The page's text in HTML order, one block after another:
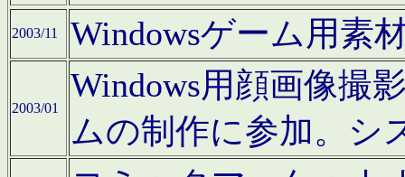
2003/11 Windowsゲーム用素
2003/01
Windows用顔画像撮
ムの制作に参加。シ